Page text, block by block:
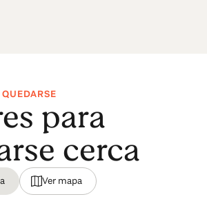
para
cerca
Ver mapa